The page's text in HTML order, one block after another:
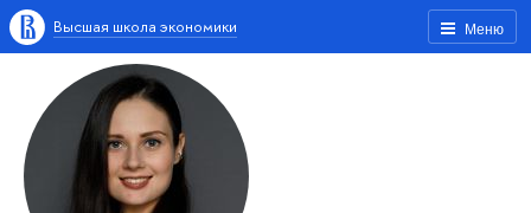
Меню
Высшая школа экономики